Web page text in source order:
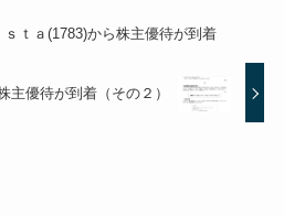
ｓｔａ(1783)から株主優待が到着
主優待が到着（その２）